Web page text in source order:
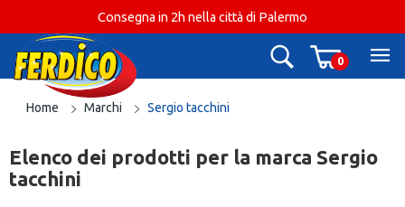
Consegna in 2h nella città di Palermo
0
Home Marchi Sergio tacchini
Elenco dei prodotti per la marca Sergio
tacchini